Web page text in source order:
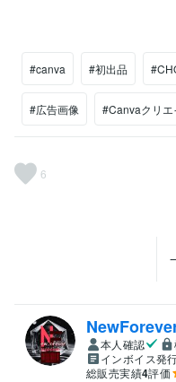
#canva #初出品
#広告画像 #Canvaクリエ
6
本人確認
インボイス発
総販売実績4評価